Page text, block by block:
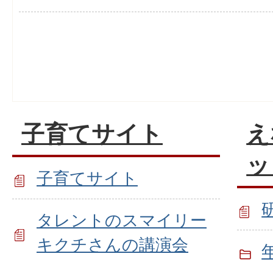
子育てサイト
子育てサイト
タレントのスマイリー
キクチさんの講演会